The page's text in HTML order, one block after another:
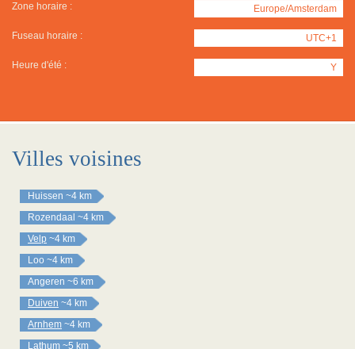
Zone horaire : Europe/Amsterdam
Fuseau horaire : UTC+1
Heure d'été : Y
Villes voisines
Huissen ~4 km
Rozendaal ~4 km
Velp ~4 km
Loo ~4 km
Angeren ~6 km
Duiven ~4 km
Arnhem ~4 km
Lathum ~5 km